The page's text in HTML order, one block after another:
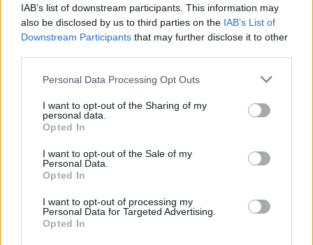
IAB’s list of downstream participants. This information may
also be disclosed by us to third parties on the IAB’s List of
Downstream Participants that may further disclose it to other
Please note that this website/app uses one or more Google
not limited to your visit or usage behaviour. You may click to
grant or deny consent to Google and its third-party tags to
use your data for below specified purposes in below Google
consent section.
Personal Data Processing Opt Outs
I want to opt-out of the Sharing of my
personal data.
Opted In
I want to opt-out of the Sale of my
Personal Data.
Opted In
I want to opt-out of processing my
Personal Data for Targeted Advertising.
Opted In
Όσο πάει και… διαλύεται: Ο Νίκος Μπρουτζάκης
καταγγέλλει «κλειστή κάστα» και έλλειψη λογοδοσίας
και αποχωρεί από την «Ελπίδα για τη Δημοκρατία»
ΑΝΑΡΤΗΘΗΚΕ ΑΠΟ